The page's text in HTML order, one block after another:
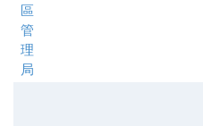
區
管
理
局